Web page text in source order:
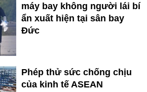
máy bay không người lái bí
ẩn xuất hiện tại sân bay
Đức
Phép thử sức chống chịu
của kinh tế ASEAN